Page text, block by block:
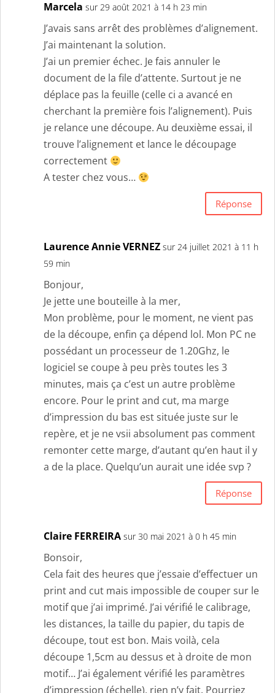
Marcela sur 29 août 2021 à 14 h 23 min
J’avais sans arrêt des problèmes d’alignement.
J’ai maintenant la solution.
J’ai un premier échec. Je fais annuler le
document de la file d’attente. Surtout je ne
déplace pas la feuille (celle ci a avancé en
cherchant la première fois l’alignement). Puis
je relance une découpe. Au deuxième essai, il
trouve l’alignement et lance le découpage
correctement
A tester chez vous…
Réponse
Laurence Annie VERNEZ sur 24 juillet 2021 à 11 h
59 min
Bonjour,
Je jette une bouteille à la mer,
Mon problème, pour le moment, ne vient pas
de la découpe, enfin ça dépend lol. Mon PC ne
possédant un processeur de 1.20Ghz, le
logiciel se coupe à peu près toutes les 3
minutes, mais ça c’est un autre problème
encore. Pour le print and cut, ma marge
d’impression du bas est située juste sur le
repère, et je ne vsii absolument pas comment
remonter cette marge, d’autant qu’en haut il y
a de la place. Quelqu’un aurait une idée svp ?
Réponse
Claire FERREIRA sur 30 mai 2021 à 0 h 45 min
Bonsoir,
Cela fait des heures que j’essaie d’effectuer un
print and cut mais impossible de couper sur le
motif que j’ai imprimé. J’ai vérifié le calibrage,
les distances, la taille du papier, du tapis de
découpe, tout est bon. Mais voilà, cela
découpe 1,5cm au dessus et à droite de mon
motif… J’ai également vérifié les paramètres
d’impression (échelle), rien n’y fait. Pourriez